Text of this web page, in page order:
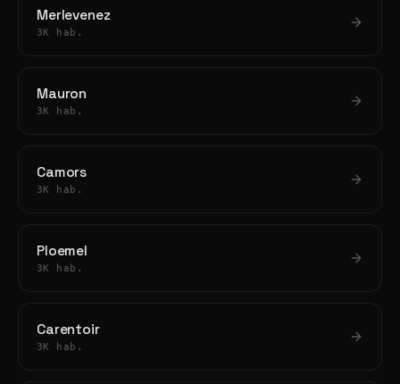
Merlevenez
3K hab.
Mauron
3K hab.
Camors
3K hab.
Ploemel
3K hab.
Carentoir
3K hab.